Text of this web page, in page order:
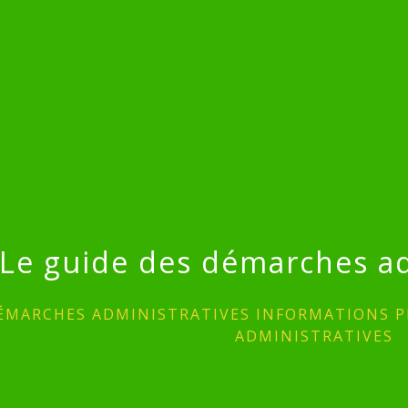
Le guide des démarches
ADMINISTRATIVES INFORMATIONS
ADMINISTRATIVES